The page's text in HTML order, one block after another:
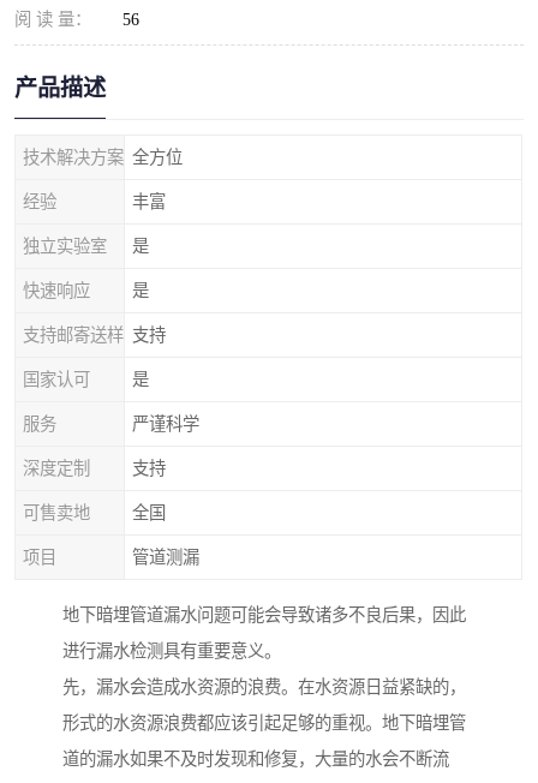
阅 读 量： 56
产品描述
技术解决方案 全方位
经验 丰富
独立实验室 是
快速响应 是
支持邮寄送样 支持
国家认可 是
服务 严谨科学
深度定制 支持
可售卖地 全国
项目 管道测漏
地下暗埋管道漏水问题可能会导致诸多不良后果，因此
进行漏水检测具有重要意义。
先，漏水会造成水资源的浪费。在水资源日益紧缺的，
形式的水资源浪费都应该引起足够的重视。地下暗埋管
道的漏水如果不及时发现和修复，大量的水会不断流